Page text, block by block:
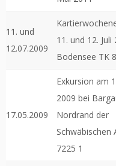
11. und
12.07.2009
11. und 12. Juli
Bodensee TK
17.05.2009
Exkursion am
2009 bei
Nordrand der
Schwäbischen
7225 1